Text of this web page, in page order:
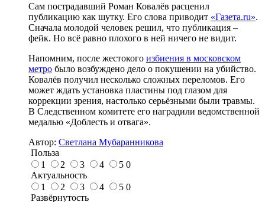
Сам пострадавший Роман Ковалёв расценил
публикацию как шутку. Его слова приводит «Газета.ru».
Сначала молодой человек решил, что публикация –
фейк. Но всё равно плохого в ней ничего не видит.
Напомним, после жестокого избиения в московском
метро было возбуждено дело о покушении на убийство.
Ковалёв получил несколько сложных переломов. Его
может ждать установка пластины под глазом для
коррекции зрения, настолько серьёзными были травмы.
В Следственном комитете его наградили ведомственной
медалью «Доблесть и отвага».
Автор: Светлана Мубаранникова
Польза
1
2 3 4 5 0
Актуальность
1
2 3 4 5 0
Развёрнутость